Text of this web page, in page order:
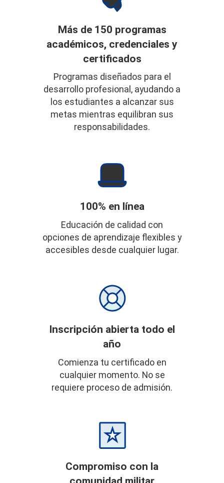
Más de 150 programas
académicos, credenciales y
certificados
Programas diseñados para el
desarrollo profesional, ayudando a
los estudiantes a alcanzar sus
metas mientras equilibran sus
responsabilidades.
100% en línea
Educación de calidad con
opciones de aprendizaje flexibles y
accesibles desde cualquier lugar.
Inscripción abierta todo el
año
Comienza tu certificado en
cualquier momento. No se
requiere proceso de admisión.
Compromiso con la